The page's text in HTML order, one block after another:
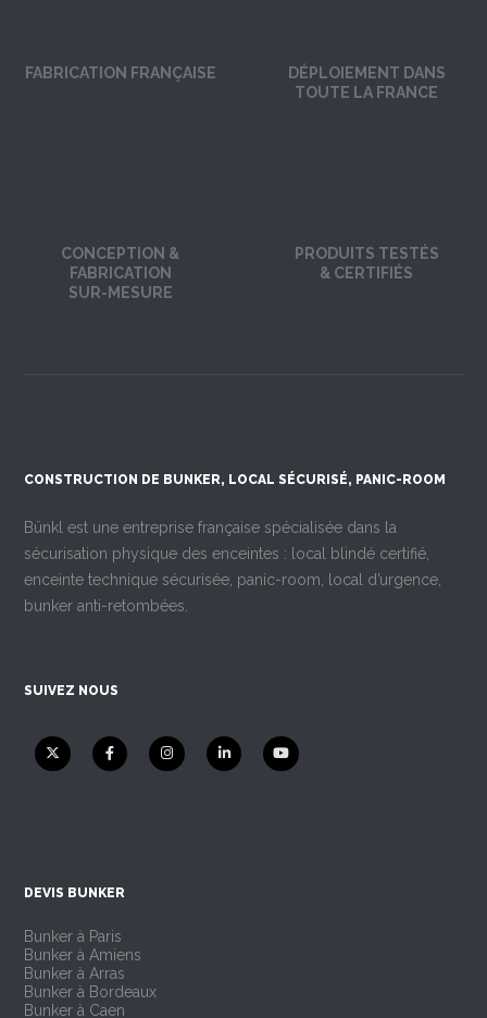
FABRICATION FRANÇAISE
DÉPLOIEMENT DANS
TOUTE LA FRANCE
CONCEPTION &
FABRICATION
SUR-MESURE
PRODUITS TESTÉS
& CERTIFIÉS
CONSTRUCTION DE BUNKER, LOCAL SÉCURISÉ, PANIC-ROOM
Bünkl est une entreprise française spécialisée dans la
sécurisation physique des enceintes : local blindé certifié,
enceinte technique sécurisée, panic-room, local d’urgence,
bunker anti-retombées.
SUIVEZ NOUS
DEVIS BUNKER
Bunker à Paris
Bunker à Amiens
Bunker à Arras
Bunker à Bordeaux
Bunker à Caen